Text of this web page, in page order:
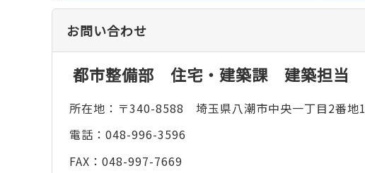
お問い合わせ
都市整備部 住宅・建築課 建築担当
所在地：〒340-8588 埼玉県八潮市中央一丁目2番地1
電話：048-996-3596
FAX：048-997-7669